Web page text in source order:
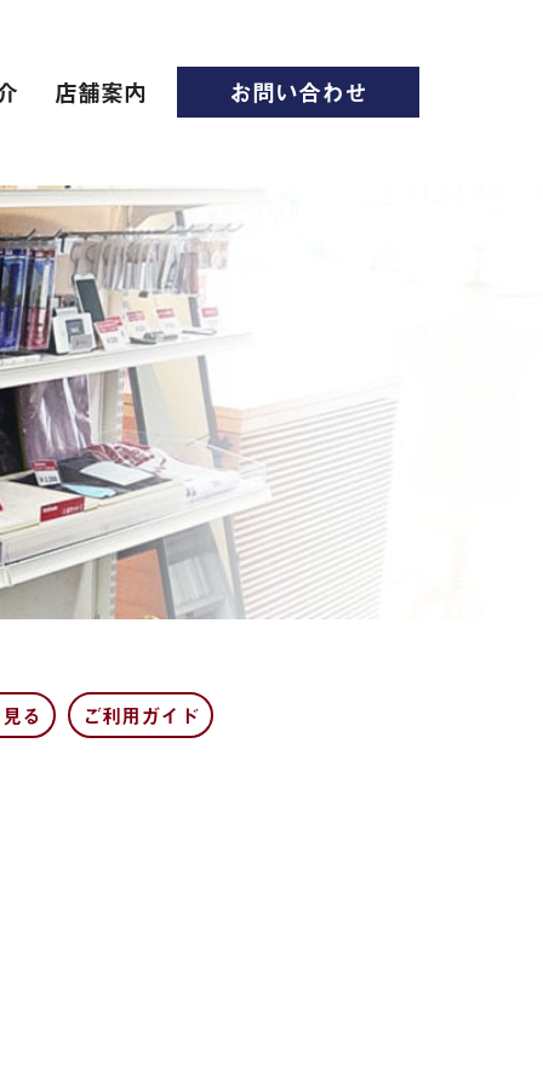
店舗案内 お問い合わせ
る ご利用ガイド